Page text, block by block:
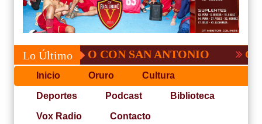
Lo Último
PUDO CON SAN ANTONIO COPA
Inicio Oruro Cultura
Deportes Podcast Biblioteca
Vox Radio Contacto